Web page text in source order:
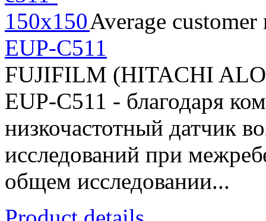
Average
EUP-C511
FUJIFILM (HITACHI
EUP-C511 - благодаря
низкочастотный датчик
исследований при
общем исследовании...